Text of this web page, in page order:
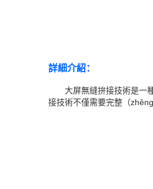
詳細介紹：
大屏無縫拚接技術是一種
接技術不僅需要完整（